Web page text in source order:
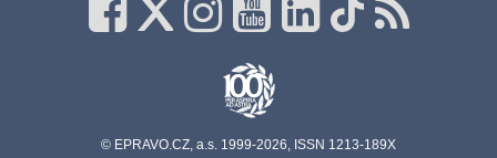
© EPRAVO.CZ, a.s. 1999-2026, ISSN 1213-189X